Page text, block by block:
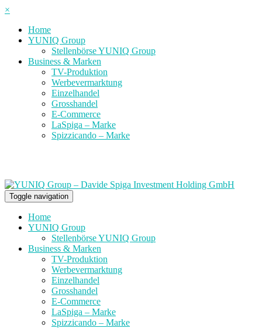
×
Home
YUNIQ Group
Stellenbörse YUNIQ Group
Business & Marken
TV-Produktion
Werbevermarktung
Einzelhandel
Grosshandel
E-Commerce
LaSpiga – Marke
Spizzicando – Marke
Toggle navigation
Home
YUNIQ Group
Stellenbörse YUNIQ Group
Business & Marken
TV-Produktion
Werbevermarktung
Einzelhandel
Grosshandel
E-Commerce
LaSpiga – Marke
Spizzicando – Marke